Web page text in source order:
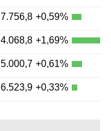
7.756,8 +0,59%
4.068,8 +1,69%
5.000,7 +0,61%
6.523,9 +0,33%